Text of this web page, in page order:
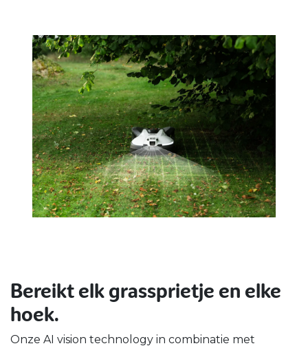
Bereikt elk grassprietje en elke
hoek.
Onze AI vision technology in combinatie met